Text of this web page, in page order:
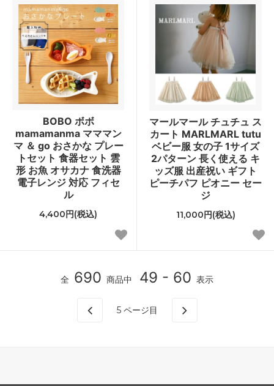
BOBO ボボ
mamamanma マママン
マ ＆ go おさかな プレー
トセット 食器セット 雲
形 お魚 オサカナ 食洗器
電子レンジ 対応 フィセ
ル
4,400円(税込)
マールマール チュチュ ス
カート MARLMARL tutu
ベビー服 女の子 1サイズ
2パターン 長く使える キ
ッズ服 出産祝い ギフト
ピーチパフ ピオニー セー
ジ
11,000円(税込)
全 690 商品中 49 - 60 表示
5 ページ目